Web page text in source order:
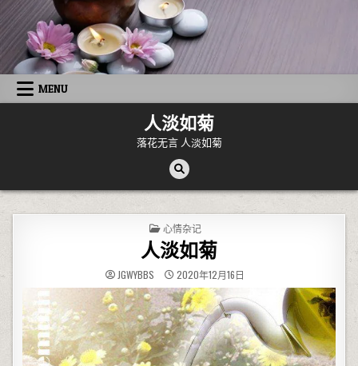
Skip to content
MENU
人淡如菊
落花无言 人淡如菊
POSTED IN
心情杂记
人淡如菊
JGWYBBS 2020年12月16日